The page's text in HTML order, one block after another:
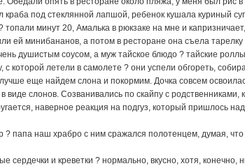
краба под стеклянной лапшой, ребенок кушала куриный
минут 20, Амалька в рюкзаке на мне и
ей минибананов, а потом в ресторане она съела
душистым соусом, а муж тайское блюдо ? тайские
с которой летели в самолете ? они успели обгореть,
еще найдем слона и покормим. Дочка совсем
виде слонов. Созванивались по скайпу с
наверное реакция на подгуз, который пришлось
папа наш храбро с ним сражался полотенцем, думая, что
сердечки и креветки ? нормально, вкусно, хотя,